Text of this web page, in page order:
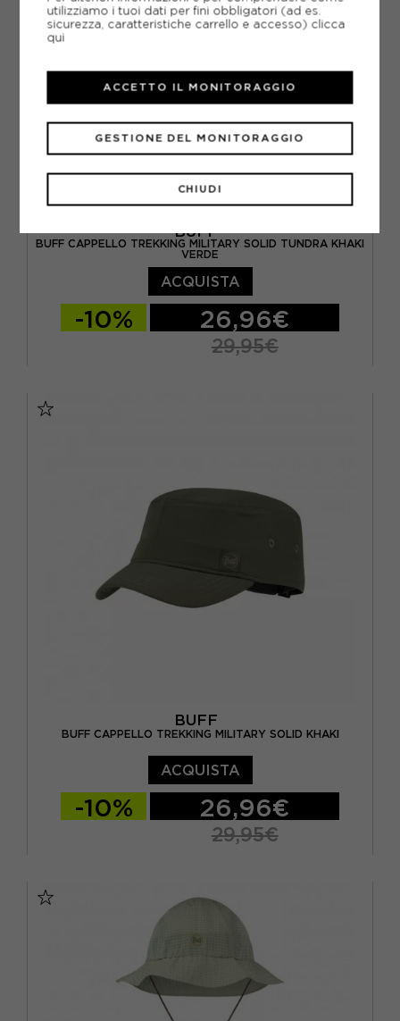
BUFF
BUFF CAPPELLO TREKKING MILITARY SOLID TUNDRA KHAKI
VERDE
ACQUISTA
-10% 26,96€
29,95€
BUFF
BUFF CAPPELLO TREKKING MILITARY SOLID KHAKI
ACQUISTA
-10% 26,96€
29,95€
utilizziamo i tuoi dati per fini obbligatori (ad es.
sicurezza, caratteristiche carrello e accesso) clicca
qui
CHIUDI
GESTIONE DEL MONITORAGGIO
ACCETTO IL MONITORAGGIO